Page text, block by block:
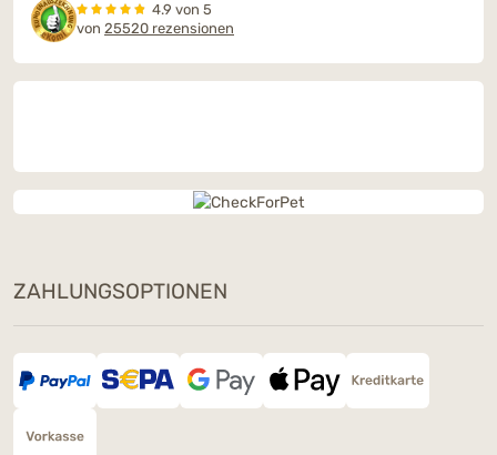
4.9 von 5
von 25520 rezensionen
ZAHLUNGSOPTIONEN